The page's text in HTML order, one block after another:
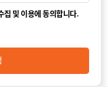
집 및 이용에 동의합니다.
카톡상담